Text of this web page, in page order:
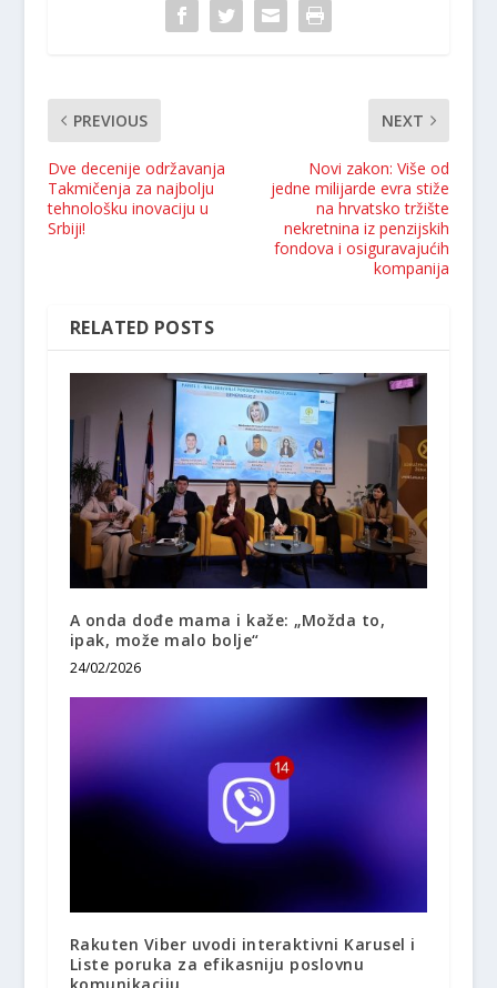
PREVIOUS
Dve decenije održavanja
Takmičenja za najbolju
tehnološku inovaciju u
Srbiji!
NEXT
Novi zakon: Više od
jedne milijarde evra stiže
na hrvatsko tržište
nekretnina iz penzijskih
fondova i osiguravajućih
kompanija
RELATED POSTS
A onda dođe mama i kaže: „Možda to,
ipak, može malo bolje“
24/02/2026
Rakuten Viber uvodi interaktivni Karusel i
Liste poruka za efikasniju poslovnu
komunikaciju